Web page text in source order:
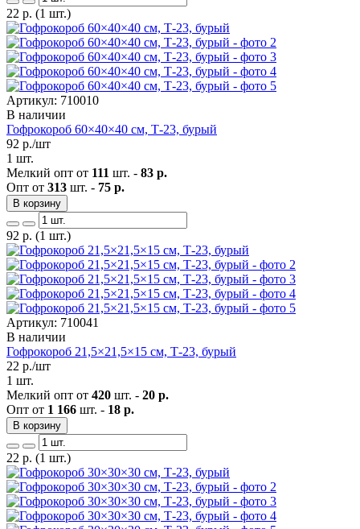
22 р. (1 шт.)
Артикул: 710010
В наличии
Гофрокороб 60×40×40 см, Т-23, бурый
92 р./шт
1 шт.
Мелкий опт от 111 шт. - 83 р.
Опт от 313 шт. - 75 р.
В корзину
92 р. (1 шт.)
Артикул: 710041
В наличии
Гофрокороб 21,5×21,5×15 см, Т-23, бурый
22 р./шт
1 шт.
Мелкий опт от 420 шт. - 20 р.
Опт от 1 166 шт. - 18 р.
В корзину
22 р. (1 шт.)